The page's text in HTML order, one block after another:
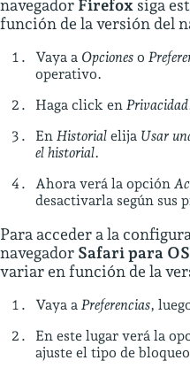
navegador Firefox siga
función de la versión del
Vaya a Opciones o
operativo.
Haga click en Privacidad
En Historial elija Usar
el historial.
Ahora verá la opción
desactivarla según sus
Para acceder a la
navegador Safari para
variar en función de la
Vaya a Preferencias,
En este lugar verá la
ajuste el tipo de